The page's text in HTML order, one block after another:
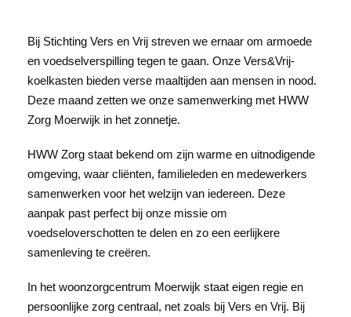
Bij Stichting Vers en Vrij streven we ernaar om armoede
en voedselverspilling tegen te gaan. Onze Vers&Vrij-
koelkasten bieden verse maaltijden aan mensen in nood.
Deze maand zetten we onze samenwerking met HWW
Zorg Moerwijk in het zonnetje.
HWW Zorg staat bekend om zijn warme en uitnodigende
omgeving, waar cliënten, familieleden en medewerkers
samenwerken voor het welzijn van iedereen. Deze
aanpak past perfect bij onze missie om
voedseloverschotten te delen en zo een eerlijkere
samenleving te creëren.
In het woonzorgcentrum Moerwijk staat eigen regie en
persoonlijke zorg centraal, net zoals bij Vers en Vrij. Bij